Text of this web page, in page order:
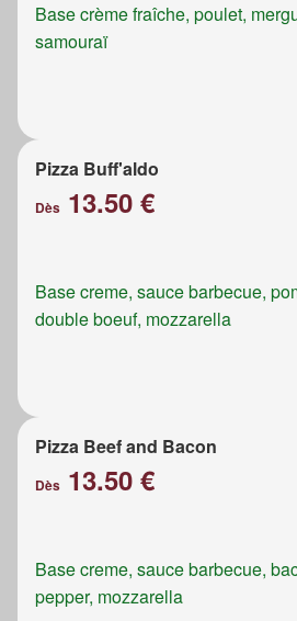
Base crème fraîche, poulet,
samouraï
Pizza Buff'aldo
Dès 13.50 €
Base creme, sauce barbecue,
double boeuf, mozzarella
Pizza Beef and Bacon
Dès 13.50 €
Base creme, sauce barbecue,
pepper, mozzarella